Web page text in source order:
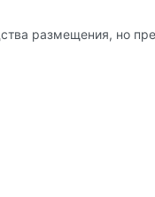
размещения, но